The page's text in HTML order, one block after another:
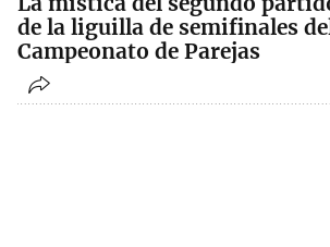
de la liguilla de semifinales
Campeonato de Parejas